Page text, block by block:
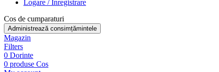
Logare / Inregistrare
Cos de cumparaturi
Administrează consimțămintele
Magazin
Filters
0 Dorinte
0 produse Cos